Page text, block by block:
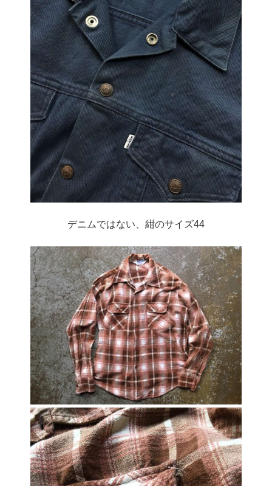
デニムではない、紺のサイズ44